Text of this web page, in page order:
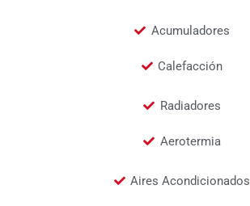
Acumuladores
Calefacción
Radiadores
Aerotermia
Aires Acondicionados